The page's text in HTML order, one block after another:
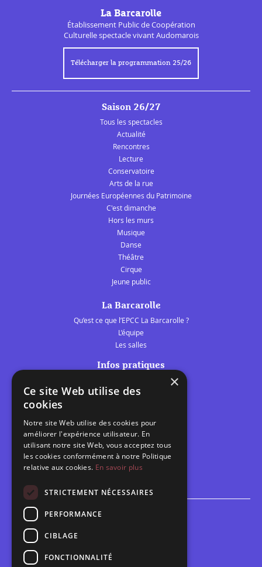
La Barcarolle
Établissement Public deCoopération
Culturellespectacle vivant Audomarois
Télécharger la programmation 25/26
Saison 26/27
Tous les spectacles
Actualité
Rencontres
Lecture
Conservatoire
Arts de la rue
Journées Européennes du Patrimoine
C'est dimanche
Hors les murs
Musique
Danse
Théâtre
Cirque
Jeune public
La Barcarolle
Qu’est ce que l’EPCC La Barcarolle ?
L’équipe
Les salles
Infos pratiques
Les belles scènes audomaroises
Calendrier
Programme des spectacles
Brèves
Espace scolaire
×
Ce site Web utilise des
cookies
Notre site Web utilise des cookies pour
améliorer l'expérience utilisateur. En
utilisant notre site Web, vous acceptez tous
les cookies conformément à notre Politique
relative aux cookies. En savoir plus
STRICTEMENT NÉCESSAIRES
PERFORMANCE
CIBLAGE
FONCTIONNALITÉ